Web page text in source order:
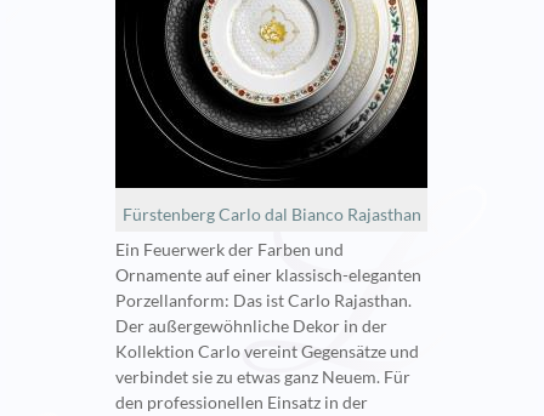
Fürstenberg Carlo dal Bianco Rajasthan
Ein Feuerwerk der Farben und
Ornamente auf einer klassisch-eleganten
Porzellanform: Das ist Carlo Rajasthan.
Der außergewöhnliche Dekor in der
Kollektion Carlo vereint Gegensätze und
verbindet sie zu etwas ganz Neuem. Für
den professionellen Einsatz in der